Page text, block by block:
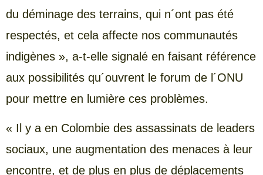
du déminage des terrains, qui n´ont pas été
respectés, et cela affecte nos communautés
indigènes », a-t-elle signalé en faisant référence
aux possibilités qu´ouvrent le forum de l´ONU
pour mettre en lumière ces problèmes.
« Il y a en Colombie des assassinats de leaders
sociaux, une augmentation des menaces à leur
encontre, et de plus en plus de déplacements